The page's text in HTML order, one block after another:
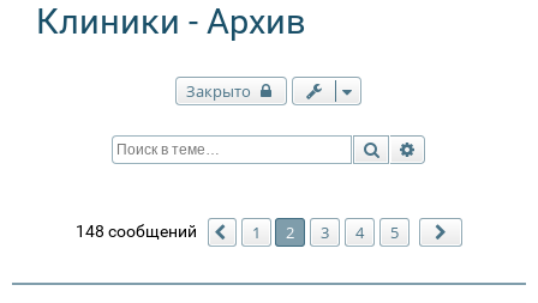
Клиники - Архив
Закрыто
Поиск
148 сообщений Пред.
1 2 3 4 5